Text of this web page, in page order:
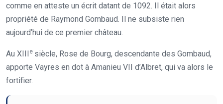
comme en atteste un écrit datant de 1092. Il était alors
propriété de Raymond Gombaud. Il ne subsiste rien
aujourd’hui de ce premier château.
Au XIII e siècle, Rose de Bourg, descendante des Gombaud,
apporte Vayres en dot à Amanieu VII d’Albret, qui va alors le
fortifier.